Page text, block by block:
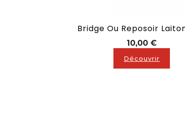
10,00 €Prix
Découvrir